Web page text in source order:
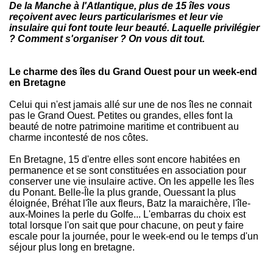
De la Manche à l'Atlantique, plus de 15 îles vous
reçoivent avec leurs particularismes et leur vie
insulaire qui font toute leur beauté. Laquelle privilégier
? Comment s'organiser ? On vous dit tout.
Le charme des îles du Grand Ouest pour un week-end
en Bretagne
Celui qui n'est jamais allé sur une de nos îles ne connait
pas le Grand Ouest. Petites ou grandes, elles font la
beauté de notre patrimoine maritime et contribuent au
charme incontesté de nos côtes.
En Bretagne, 15 d'entre elles sont encore habitées en
permanence et se sont constituées en association pour
conserver une vie insulaire active. On les appelle les îles
du Ponant. Belle-Île la plus grande, Ouessant la plus
éloignée, Bréhat l'île aux fleurs, Batz la maraichère, l'île-
aux-Moines la perle du Golfe... L'embarras du choix est
total lorsque l'on sait que pour chacune, on peut y faire
escale pour la journée, pour le week-end ou le temps d'un
séjour plus long en bretagne.